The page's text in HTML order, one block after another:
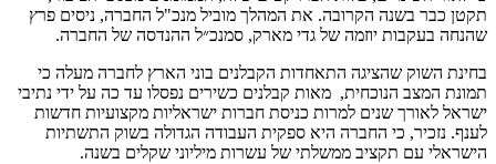
תקטן כבר בשנה הקרובה. את המהלך מוביל מנכ"ל החברה, ניסים פרץ
שהנחה בעקבות יוזמה של גדי מארק, סמנכ״ל ההנדסה של החברה.
בחינת השוק שהציגה התאחדות הקבלנים בוני הארץ לחברה מעלה כי
תמונת המצב הנוכחית, מאות קבלנים כשירים נפסלו עד כה על ידי נתיבי
ישראל לאורך שנים למרות כניסת חברות ישראליות מקצועיות חדשות
לענף. נזכיר, כי החברה היא ספקית העבודה הגדולה בשוק התשתיות
הישראלי עם תקציב ממשלתי של עשרות מיליוני שקלים בשנה.